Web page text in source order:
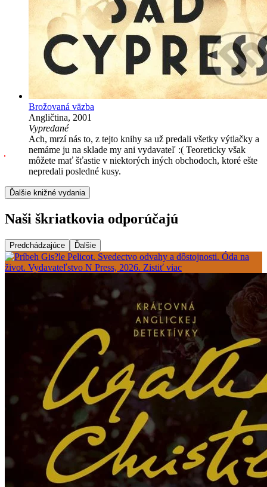
Brožovaná väzba
Angličtina, 2001
Vypredané
Ach, mrzí nás to, z tejto knihy sa už predali všetky výtlačky a
nemáme ju na sklade my ani vydavateľ :( Teoreticky však
môžete mať šťastie v niektorých iných obchodoch, ktoré ešte
nepredali posledné kusy.
Ďalšie knižné vydania
Naši škriatkovia odporúčajú
Predchádzajúce Ďalšie